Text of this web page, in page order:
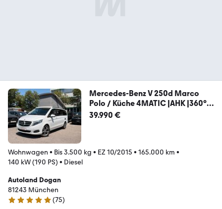
Mercedes-Benz V 250d Marco
Polo / Küche 4MATIC |AHK |360°
|ACC
39.990 €
Wohnwagen • Bis 3.500 kg • EZ 10/2015 • 165.000 km •
140 kW (190 PS) • Diesel
Autoland Dogan
81243 München
4.8 Sterne
(75)